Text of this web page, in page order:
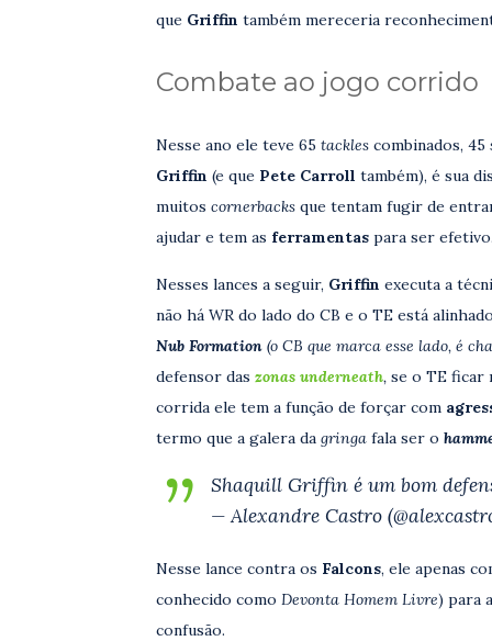
que Griffin também mereceria
Combate ao jogo corrido
Nesse ano ele teve 65 tackles combinados, 45
Griffin (e que Pete Carroll também), é sua
muitos cornerbacks que tentam fugir de
ajudar e tem as ferramentas para ser
Nesses lances a seguir, Griffin executa a
não há WR do lado do CB e o TE está
Nub Formation (o CB que marca esse lado, é
defensor das zonas underneath, se o TE
corrida ele tem a função de forçar com
termo que a galera da gringa fala ser o
Shaquill Griffin é um bom
— Alexandre Castro
Nesse lance contra os Falcons, ele apenas
conhecido como Devonta Homem Livre) para
confusão.